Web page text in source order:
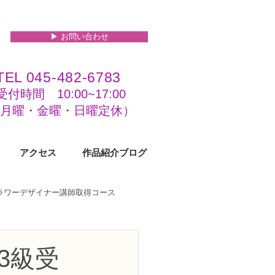
▶︎ お問い合わせ
045-482-6783
付時間 10:00~17:00​​​
曜・金曜・日曜定休）
アクセス 作品紹介ブログ
ワーデザイナー講師取得コース
級受